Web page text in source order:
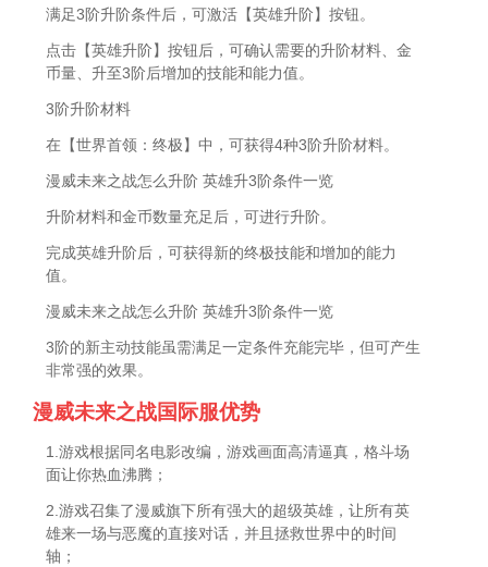
满足3阶升阶条件后，可激活【英雄升阶】按钮。
点击【英雄升阶】按钮后，可确认需要的升阶材料、金
币量、升至3阶后增加的技能和能力值。
3阶升阶材料
在【世界首领：终极】中，可获得4种3阶升阶材料。
漫威未来之战怎么升阶 英雄升3阶条件一览
升阶材料和金币数量充足后，可进行升阶。
完成英雄升阶后，可获得新的终极技能和增加的能力
值。
漫威未来之战怎么升阶 英雄升3阶条件一览
3阶的新主动技能虽需满足一定条件充能完毕，但可产生
非常强的效果。
漫威未来之战国际服优势
1.游戏根据同名电影改编，游戏画面高清逼真，格斗场
面让你热血沸腾；
2.游戏召集了漫威旗下所有强大的超级英雄，让所有英
雄来一场与恶魔的直接对话，并且拯救世界中的时间
轴；